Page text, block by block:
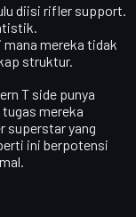
diisi rifler support.
mereka tidak
struktur.
T side punya
tugas mereka
superstar yang
ini berpotensi
.